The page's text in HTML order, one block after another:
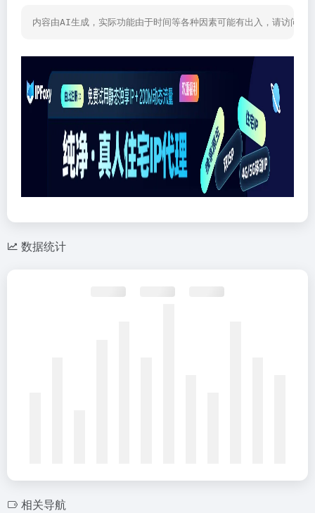
内容由AI生成，实际功能由于时间等各种因素可能有出入，请访问网
数据统计
相关导航